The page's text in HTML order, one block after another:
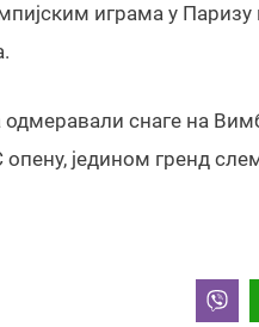
играма у
снаге на
једином гренд